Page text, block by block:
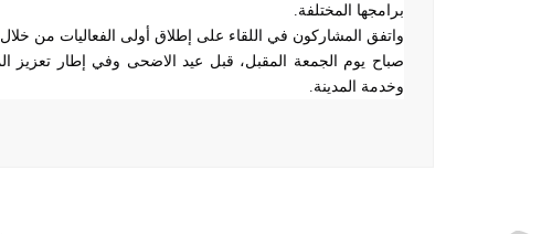
برامجها المختلفة
واتفق المشاركون في اللقاء على إطلاق أولى الفعاليات من
صباح يوم الجمعة المقبل، قبل عيد الاضحى وفي إطار تعزيز
وخدمة المدينة